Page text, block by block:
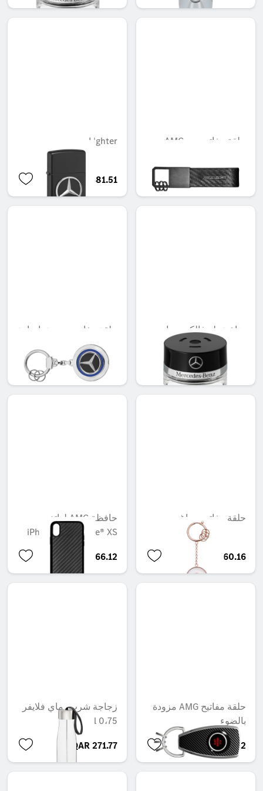
QAR 411.65
Lighter
QAR 481.51
بخاخ عطر فالكون، داون
تاون مود
QAR 566.88
حلقة مفاتيح مزودة بإضاءة
QAR 660.16
حلقة مفاتيح، براغ
QAR 660.16
حافظة AMG لهاتف
iPhone® X/iPhone® XS
QAR 66.12
حلقة مفاتيح AMG مزودة
بالضوء
QAR 666.92
زجاجة شرب، ماي فلايفر
0،75 l
QAR 271.77